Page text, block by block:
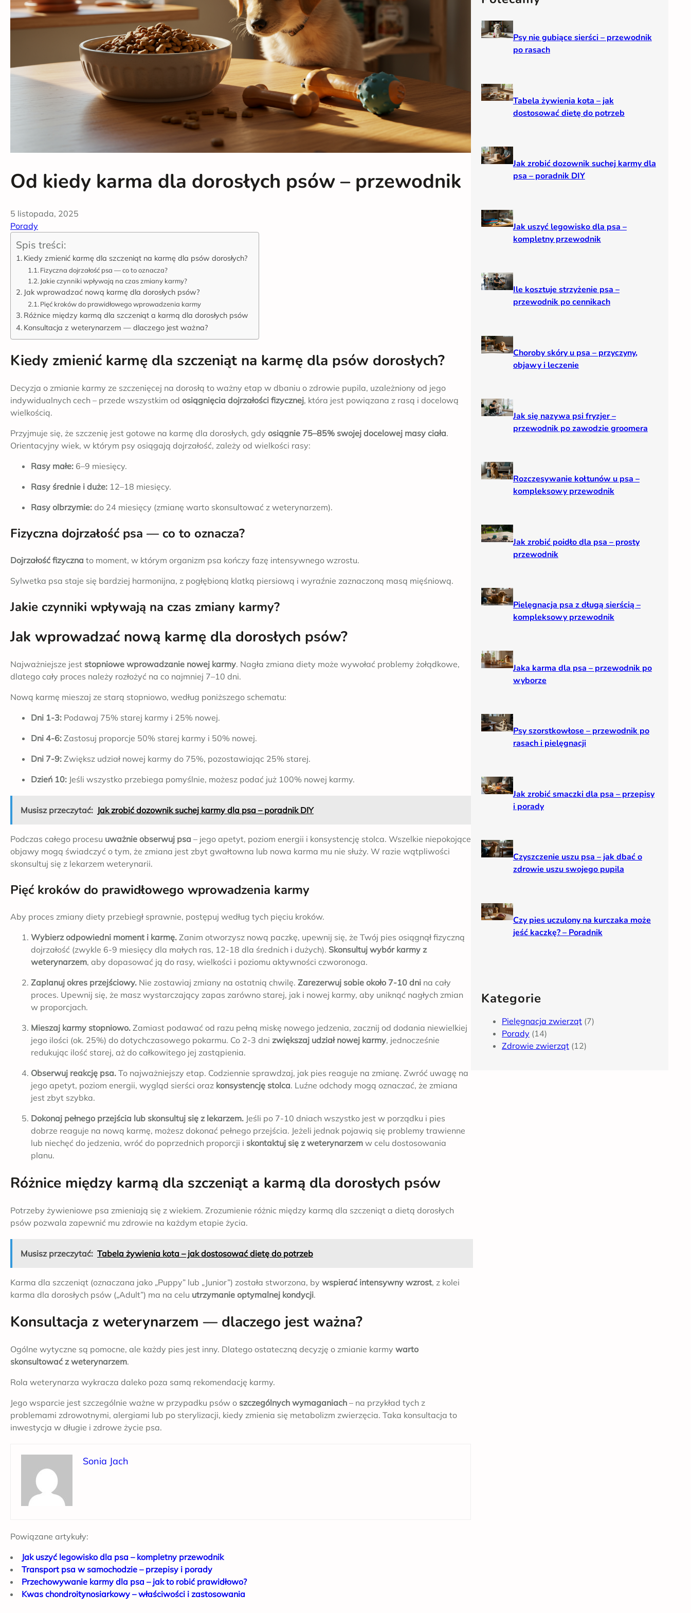
Od kiedy karma dla dorosłych psów – przewodnik
5 listopada, 2025
Porady
Spis treści:
Kiedy zmienić karmę dla szczeniąt na karmę dla psów dorosłych?
Fizyczna dojrzałość psa — co to oznacza?
Jakie czynniki wpływają na czas zmiany karmy?
Jak wprowadzać nową karmę dla dorosłych psów?
Pięć kroków do prawidłowego wprowadzenia karmy
Różnice między karmą dla szczeniąt a karmą dla dorosłych psów
Konsultacja z weterynarzem — dlaczego jest ważna?
Kiedy zmienić karmę dla szczeniąt na karmę dla psów dorosłych?
Decyzja o zmianie karmy ze szczenięcej na dorosłą to ważny etap w dbaniu o zdrowie pupila, uzależniony od jego
indywidualnych cech – przede wszystkim od osiągnięcia dojrzałości fizycznej, która jest powiązana z rasą i docelową
wielkością.
Przyjmuje się, że szczenię jest gotowe na karmę dla dorosłych, gdy osiągnie 75–85% swojej docelowej masy ciała.
Orientacyjny wiek, w którym psy osiągają dojrzałość, zależy od wielkości rasy:
Rasy małe: 6–9 miesięcy.
Rasy średnie i duże: 12–18 miesięcy.
Rasy olbrzymie: do 24 miesięcy (zmianę warto skonsultować z weterynarzem).
Fizyczna dojrzałość psa — co to oznacza?
Dojrzałość fizyczna to moment, w którym organizm psa kończy fazę intensywnego wzrostu.
Sylwetka psa staje się bardziej harmonijna, z pogłębioną klatką piersiową i wyraźnie zaznaczoną masą mięśniową.
Jakie czynniki wpływają na czas zmiany karmy?
Jak wprowadzać nową karmę dla dorosłych psów?
Najważniejsze jest stopniowe wprowadzanie nowej karmy. Nagła zmiana diety może wywołać problemy żołądkowe,
dlatego cały proces należy rozłożyć na co najmniej 7–10 dni.
Nową karmę mieszaj ze starą stopniowo, według poniższego schematu:
Dni 1-3: Podawaj 75% starej karmy i 25% nowej.
Dni 4-6: Zastosuj proporcje 50% starej karmy i 50% nowej.
Dni 7-9: Zwiększ udział nowej karmy do 75%, pozostawiając 25% starej.
Dzień 10: Jeśli wszystko przebiega pomyślnie, możesz podać już 100% nowej karmy.
Musisz przeczytać: Jak zrobić dozownik suchej karmy dla psa – poradnik DIY
Podczas całego procesu uważnie obserwuj psa – jego apetyt, poziom energii i konsystencję stolca. Wszelkie niepokojące
objawy mogą świadczyć o tym, że zmiana jest zbyt gwałtowna lub nowa karma mu nie służy. W razie wątpliwości
skonsultuj się z lekarzem weterynarii.
Pięć kroków do prawidłowego wprowadzenia karmy
Aby proces zmiany diety przebiegł sprawnie, postępuj według tych pięciu kroków.
Wybierz odpowiedni moment i karmę. Zanim otworzysz nową paczkę, upewnij się, że Twój pies osiągnął fizyczną
dojrzałość (zwykle 6-9 miesięcy dla małych ras, 12-18 dla średnich i dużych). Skonsultuj wybór karmy z
weterynarzem, aby dopasować ją do rasy, wielkości i poziomu aktywności czworonoga.
Zaplanuj okres przejściowy. Nie zostawiaj zmiany na ostatnią chwilę. Zarezerwuj sobie około 7-10 dni na cały
proces. Upewnij się, że masz wystarczający zapas zarówno starej, jak i nowej karmy, aby uniknąć nagłych zmian
w proporcjach.
Mieszaj karmy stopniowo. Zamiast podawać od razu pełną miskę nowego jedzenia, zacznij od dodania niewielkiej
jego ilości (ok. 25%) do dotychczasowego pokarmu. Co 2-3 dni zwiększaj udział nowej karmy, jednocześnie
redukując ilość starej, aż do całkowitego jej zastąpienia.
Obserwuj reakcję psa. To najważniejszy etap. Codziennie sprawdzaj, jak pies reaguje na zmianę. Zwróć uwagę na
jego apetyt, poziom energii, wygląd sierści oraz konsystencję stolca. Luźne odchody mogą oznaczać, że zmiana
jest zbyt szybka.
Dokonaj pełnego przejścia lub skonsultuj się z lekarzem. Jeśli po 7-10 dniach wszystko jest w porządku i pies
dobrze reaguje na nową karmę, możesz dokonać pełnego przejścia. Jeżeli jednak pojawią się problemy trawienne
lub niechęć do jedzenia, wróć do poprzednich proporcji i skontaktuj się z weterynarzem w celu dostosowania
planu.
Różnice między karmą dla szczeniąt a karmą dla dorosłych psów
Potrzeby żywieniowe psa zmieniają się z wiekiem. Zrozumienie różnic między karmą dla szczeniąt a dietą dorosłych
psów pozwala zapewnić mu zdrowie na każdym etapie życia.
Musisz przeczytać: Tabela żywienia kota – jak dostosować dietę do potrzeb
Karma dla szczeniąt (oznaczana jako „Puppy” lub „Junior”) została stworzona, by wspierać intensywny wzrost, z kolei
karma dla dorosłych psów („Adult”) ma na celu utrzymanie optymalnej kondycji.
Konsultacja z weterynarzem — dlaczego jest ważna?
Ogólne wytyczne są pomocne, ale każdy pies jest inny. Dlatego ostateczną decyzję o zmianie karmy warto
skonsultować z weterynarzem.
Rola weterynarza wykracza daleko poza samą rekomendację karmy.
Jego wsparcie jest szczególnie ważne w przypadku psów o szczególnych wymaganiach – na przykład tych z
problemami zdrowotnymi, alergiami lub po sterylizacji, kiedy zmienia się metabolizm zwierzęcia. Taka konsultacja to
inwestycja w długie i zdrowe życie psa.
Sonia Jach
Powiązane artykuły:
Jak uszyć legowisko dla psa – kompletny przewodnik
Transport psa w samochodzie – przepisy i porady
Przechowywanie karmy dla psa – jak to robić prawidłowo?
Kwas chondroitynosiarkowy – właściwości i zastosowania
h
Psy nie gubiące sierści – przewodnik
po rasach
Tabela żywienia kota – jak
dostosować dietę do potrzeb
Jak zrobić dozownik suchej karmy dla
psa – poradnik DIY
Jak uszyć legowisko dla psa –
kompletny przewodnik
Ile kosztuje strzyżenie psa –
przewodnik po cennikach
Choroby skóry u psa – przyczyny,
objawy i leczenie
Jak się nazywa psi fryzjer –
przewodnik po zawodzie groomera
Rozczesywanie kołtunów u psa –
kompleksowy przewodnik
Jak zrobić poidło dla psa – prosty
przewodnik
Pielęgnacja psa z długą sierścią –
kompleksowy przewodnik
Jaka karma dla psa – przewodnik po
wyborze
Psy szorstkowłose – przewodnik po
rasach i pielęgnacji
Jak zrobić smaczki dla psa – przepisy
i porady
Czyszczenie uszu psa – jak dbać o
zdrowie uszu swojego pupila
Czy pies uczulony na kurczaka może
jeść kaczkę? – Poradnik
Kategorie
Pielęgnacja zwierząt (7)
Porady (14)
Zdrowie zwierząt (12)